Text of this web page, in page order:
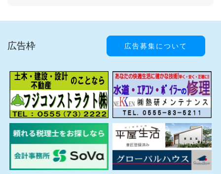
広告枠 広告募集について